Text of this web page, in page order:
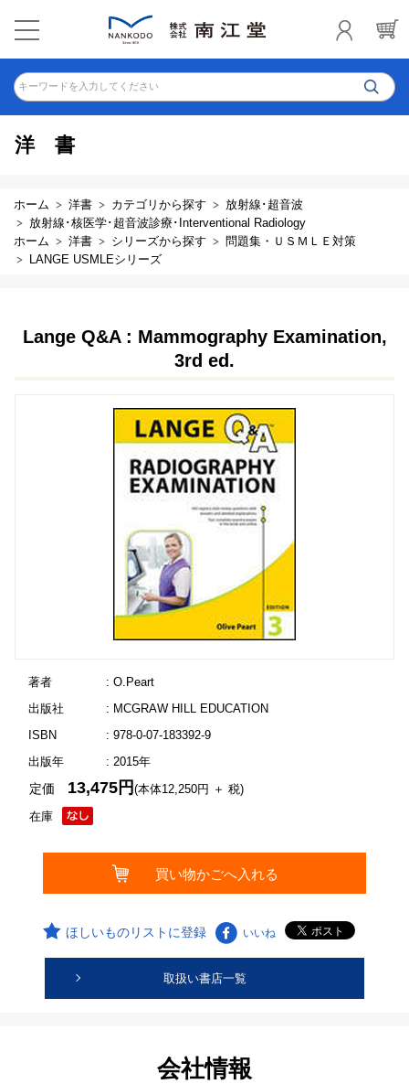
キーワードを入力してください
洋書
ホーム 洋書 カテゴリから探す
放射線･超音波
放射線･核医学･超音波診療･Interventional Radiology
ホーム
洋書 シリーズから探す
問題集・ＵＳＭＬＥ対策
LANGE USMLEシリーズ
Lange Q&A : Mammography Examination,
3rd ed.
著者
: O.Peart
出版社
: MCGRAW HILL EDUCATION
ISBN
: 978-0-07-183392-9
出版年
: 2015年
在庫
定価 13,475円(本体12,250円 ＋ 税)
ほしいものリストに登録 いいね
取扱い書店一覧
会社情報